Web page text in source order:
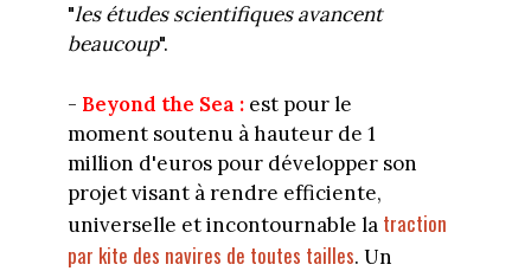
"les études scientifiques avancent
beaucoup".
- Beyond the Sea :est pour le
moment soutenu à hauteur de 1
million d'euros pour développer son
projet visant à rendre efficiente,
universelle et incontournable la traction
par kite des navires de toutes tailles. Un